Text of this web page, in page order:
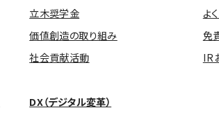
立木奨学金
価値創造の取り組み
社会貢献活動
DX（デジタル変革）
よ
免
IR